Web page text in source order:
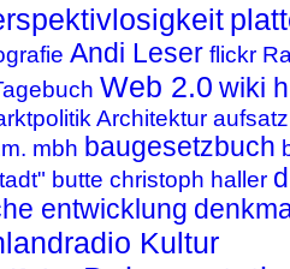
Andi Leser flickr
Web 2.0 wiki
Architektur aufsatz
mbh baugesetzbuch
butte christoph haller
entwicklung
Kultur